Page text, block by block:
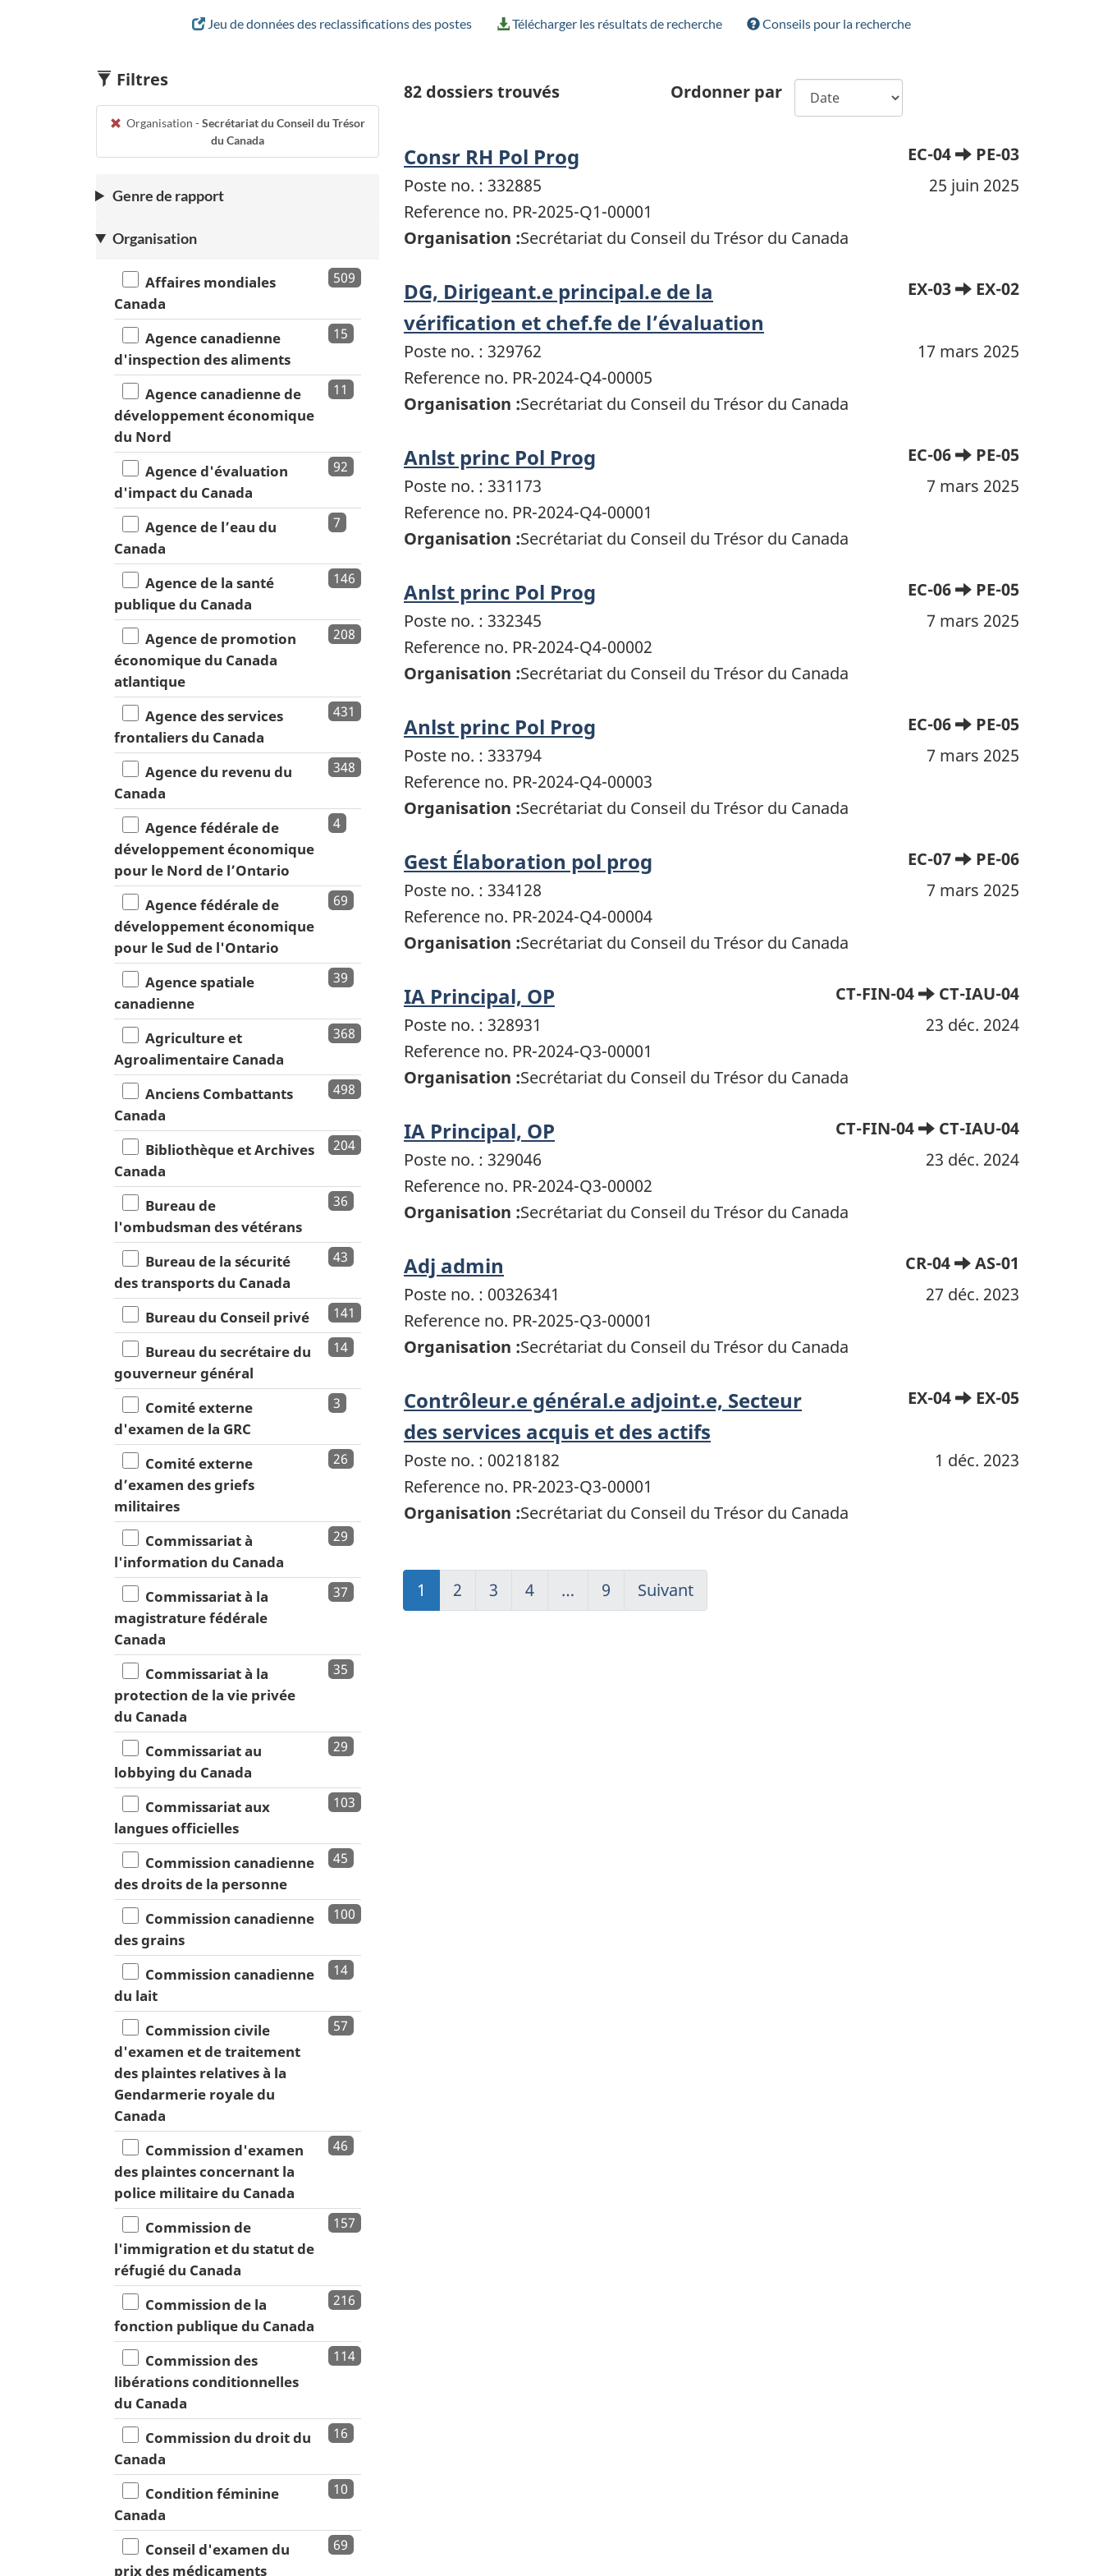
Jeu de données des reclassifications des postes Télécharger les résultats de recherche Conseils pour la recherche
82 dossiers trouvés Ordonner par
Consr RH Pol Prog EC-04
PE-03
Poste no. : 332885
Reference no. PR-2025-Q1-00001
25 juin 2025
Organisation :Secrétariat du Conseil du Trésor du Canada
DG, Dirigeant.e principal.e de la
vérification et chef.fe de l’évaluation
EX-03 EX-02
Poste no. : 329762
Reference no. PR-2024-Q4-00005
17 mars 2025
Organisation :Secrétariat du Conseil du Trésor du Canada
Anlst princ Pol Prog EC-06
PE-05
Poste no. : 331173
Reference no. PR-2024-Q4-00001
7 mars 2025
Organisation :Secrétariat du Conseil du Trésor du Canada
Anlst princ Pol Prog EC-06
PE-05
Poste no. : 332345
Reference no. PR-2024-Q4-00002
7 mars 2025
Organisation :Secrétariat du Conseil du Trésor du Canada
Anlst princ Pol Prog EC-06
PE-05
Poste no. : 333794
Reference no. PR-2024-Q4-00003
7 mars 2025
Organisation :Secrétariat du Conseil du Trésor du Canada
Gest Élaboration pol prog EC-07
PE-06
Poste no. : 334128
Reference no. PR-2024-Q4-00004
7 mars 2025
Organisation :Secrétariat du Conseil du Trésor du Canada
IA Principal, OP CT-FIN-04
CT-IAU-04
Poste no. : 328931
Reference no. PR-2024-Q3-00001
23 déc. 2024
Organisation :Secrétariat du Conseil du Trésor du Canada
IA Principal, OP CT-FIN-04
CT-IAU-04
Poste no. : 329046
Reference no. PR-2024-Q3-00002
23 déc. 2024
Organisation :Secrétariat du Conseil du Trésor du Canada
Adj admin CR-04
AS-01
Poste no. : 00326341
Reference no. PR-2025-Q3-00001
27 déc. 2023
Organisation :Secrétariat du Conseil du Trésor du Canada
Contrôleur.e général.e adjoint.e, Secteur
des services acquis et des actifs
EX-04 EX-05
Poste no. : 00218182
Reference no. PR-2023-Q3-00001
1 déc. 2023
Organisation :Secrétariat du Conseil du Trésor du Canada
1
(current)
Aller
2
to
3
to
4
to
… 9 (current)
Aller
Suivant
to
Filtres
Organisation -Secrétariat du Conseil du Trésor
du Canada
Genre de rapport
Organisation
Affaires mondiales
Canada
509
Agence canadienne
d'inspection des aliments
15
Agence canadienne de
développement économique
du Nord
11
Agence d'évaluation
d'impact du Canada
92
Agence de l’eau du
Canada
7
Agence de la santé
publique du Canada
146
Agence de promotion
économique du Canada
atlantique
208
Agence des services
frontaliers du Canada
431
Agence du revenu du
Canada
348
Agence fédérale de
développement économique
pour le Nord de l’Ontario
4
Agence fédérale de
développement économique
pour le Sud de l'Ontario
69
Agence spatiale
canadienne
39
Agriculture et
Agroalimentaire Canada
368
Anciens Combattants
Canada
498
Bibliothèque et Archives
Canada
204
Bureau de
l'ombudsman des vétérans
36
Bureau de la sécurité
des transports du Canada
43
Bureau du Conseil privé 141
Bureau du secrétaire du
gouverneur général
14
Comité externe
d'examen de la GRC
3
Comité externe
d’examen des griefs
militaires
26
Commissariat à
l'information du Canada
29
Commissariat à la
magistrature fédérale
Canada
37
Commissariat à la
protection de la vie privée
du Canada
35
Commissariat au
lobbying du Canada
29
Commissariat aux
langues officielles
103
Commission canadienne
des droits de la personne
45
Commission canadienne
des grains
100
Commission canadienne
du lait
14
Commission civile
d'examen et de traitement
des plaintes relatives à la
Gendarmerie royale du
Canada
57
Commission d'examen
des plaintes concernant la
police militaire du Canada
46
Commission de
l'immigration et du statut de
réfugié du Canada
157
Commission de la
fonction publique du Canada
216
Commission des
libérations conditionnelles
du Canada
114
Commission du droit du
Canada
16
Condition féminine
Canada
10
Conseil d'examen du
prix des médicaments
69